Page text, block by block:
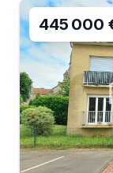
445 000